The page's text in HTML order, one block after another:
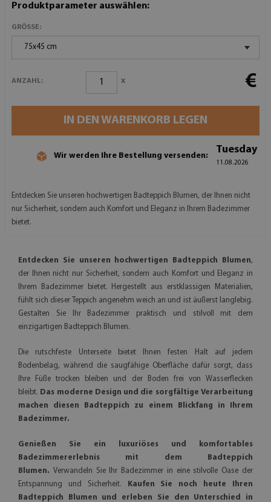
Produktparameter auswählen:
GRÖSSE:
75x45 cm
ANZAHL: x €
IN DEN WARENKORB LEGEN
Wir werden Ihre Bestellung versenden:
Tuesday
11.08.2026
Entdecken Sie unseren hochwertigen Badteppich Blumen, der Ihnen nicht
nur Sicherheit, sondern auch Komfort und Eleganz in Ihrem Badezimmer
bietet.
Entdecken Sie unseren hochwertigen Badteppich Blumen,
der Ihnen nicht nur Sicherheit, sondern auch Komfort und Eleganz in
Ihrem Badezimmer bietet. Hergestellt aus erstklassigen Materialien,
fühlt sich dieser Teppich angenehm weich an und ist äußerst langlebig.
Gestalten Sie Ihr Badezimmer praktisch und stilvoll mit dem
einzigartigen Badteppich Blumen.
Die rutschfeste Unterseite bietet Ihnen festen Halt auf jedem
Bodenbelag, während die saugfähige Oberfläche dafür sorgt, dass
Ihre Füße trocken bleiben und der Boden frei von Wasserflecken
bleibt. Das moderne Design und die sorgfältige Verarbeitung
machen diesen Badteppich zu einem Blickfang in Ihrem
Badezimmer.
Genießen Sie ein luxuriöses und komfortables
Badezimmererlebnis mit dem Badteppich
Blumen. Verwandeln Sie Ihr Badezimmer in eine stilvolle Oase der
Entspannung und Sicherheit.
Kaufen Sie noch heute Ihren
Badteppich Blumen und erleben Sie den Unterschied in